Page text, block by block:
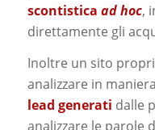
scontistica ad hoc,
direttamente gli
Inoltre un sito
analizzare in
lead generati dalle
analizzare le parole